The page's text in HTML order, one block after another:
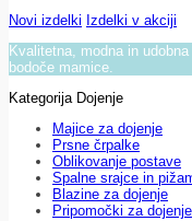
Novi izdelki Izdelki v akciji
Kvalitetna, modna in
bodoče mamice.
Kategorija Dojenje
Majice za dojenje
Prsne črpalke
Oblikovanje postave
Spalne srajce in
Blazine za dojenje
Pripomočki za dojenje